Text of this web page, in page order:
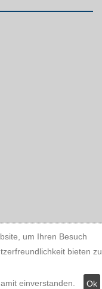
um Ihren Besuch
bieten zu
einverstanden.
Ok